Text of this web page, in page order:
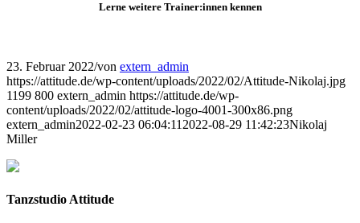
Lerne weitere Trainer:innen kennen
23. Februar 2022/von extern_admin
https://attitude.de/wp-content/uploads/2022/02/Attitude-Nikolaj.jpg
1199 800 extern_admin https://attitude.de/wp-
content/uploads/2022/02/attitude-logo-4001-300x86.png
extern_admin2022-02-23 06:04:11 2022-08-29 11:42:23Nikolaj
Miller
Tanzstudio Attitude